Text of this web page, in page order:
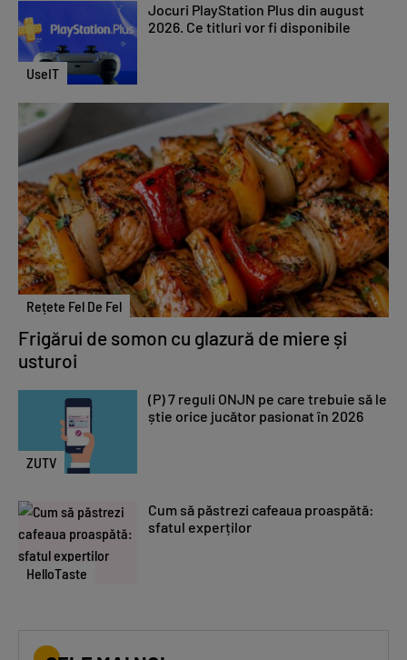
UseIT
Jocuri PlayStation Plus din august
2026. Ce titluri vor fi disponibile
Rețete Fel De Fel
Frigărui de somon cu glazură de miere și
usturoi
ZUTV
(P) 7 reguli ONJN pe care trebuie să le
știe orice jucător pasionat în 2026
HelloTaste
Cum să păstrezi cafeaua proaspătă:
sfatul experților